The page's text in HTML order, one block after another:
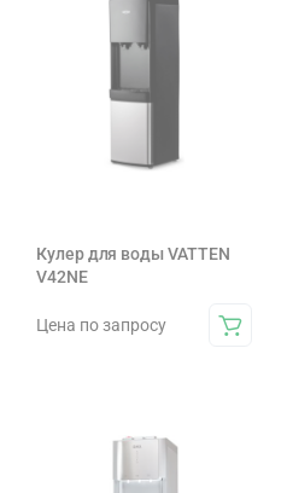
Кулер для воды VATTEN
V42NE
Цена по запросу